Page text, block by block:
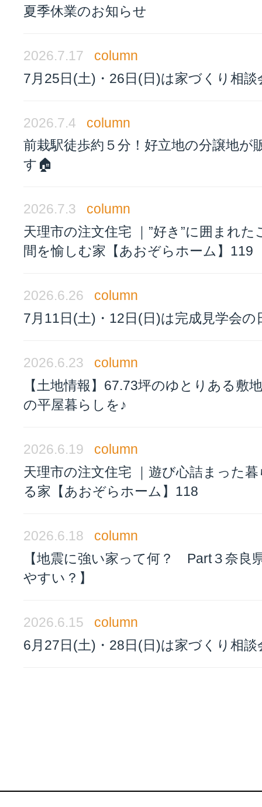
夏季休業のお知らせ
2026.7.17
column
7月25日(土)・26日(日)は家づくり相談
2026.7.4
column
前栽駅徒歩約５分！好立地の分譲地が
す🏠
2026.7.3
column
天理市の注文住宅 ｜”好き”に囲まれた
間を愉しむ家【あおぞらホーム】119
2026.6.26
column
7月11日(土)・12日(日)は完成見学会の
2026.6.23
column
【土地情報】67.73坪のゆとりある敷
の平屋暮らしを♪
2026.6.19
column
天理市の注文住宅 ｜遊び心詰まった
る家【あおぞらホーム】118
2026.6.18
column
【地震に強い家って何？ Part３奈良
やすい？】
2026.6.15
column
6月27日(土)・28日(日)は家づくり相談